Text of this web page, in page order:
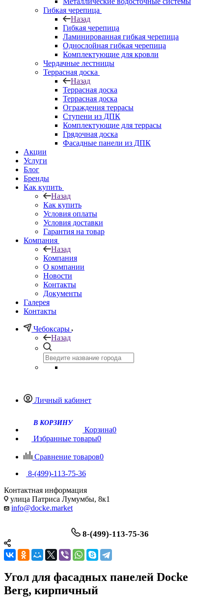
Гибкая черепица
Назад
Гибкая черепица
Ламинированная гибкая черепица
Однослойная гибкая черепица
Комплектующие для кровли
Чердачные лестницы
Террасная доска
Назад
Террасная доска
Террасная доска
Ограждения террасы
Ступени из ДПК
Комплектующие для террасы
Грядочная доска
Фасадные панели из ДПК
Акции
Услуги
Блог
Бренды
Как купить
Назад
Как купить
Условия оплаты
Условия доставки
Гарантия на товар
Компания
Назад
Компания
О компании
Новости
Контакты
Документы
Галерея
Контакты
Чебоксары
Назад
Личный кабинет
Корзина0
Избранные товары0
Сравнение товаров0
8-(499)-113-75-36
Контактная информация
улица Патриса Лумумбы, 8к1
info@docke.market
8-(499)-113-75-36
Угол для фасадных панелей Docke
Berg, кирпичный